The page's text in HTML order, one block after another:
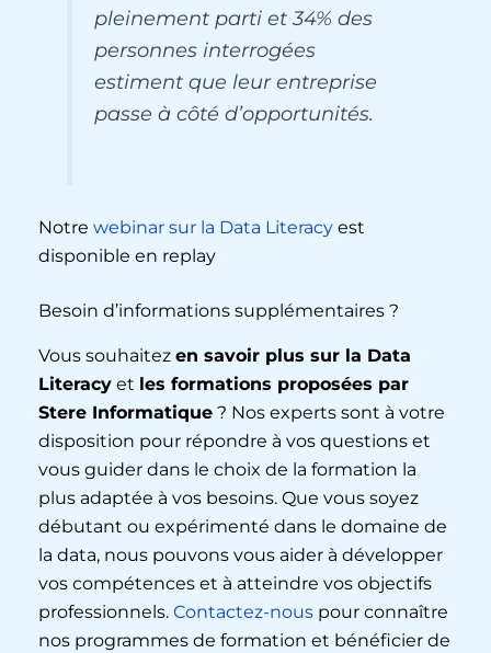
pleinement parti et 34% des
personnes interrogées
estiment que leur entreprise
passe à côté d’opportunités.
Notre webinar sur la Data Literacy est
disponible en replay
Besoin d’informations supplémentaires ?
Vous souhaitez en savoir plus sur la Data
Literacy et les formations proposées par
Stere Informatique ? Nos experts sont à votre
disposition pour répondre à vos questions et
vous guider dans le choix de la formation la
plus adaptée à vos besoins. Que vous soyez
débutant ou expérimenté dans le domaine de
la data, nous pouvons vous aider à développer
vos compétences et à atteindre vos objectifs
professionnels. Contactez-nous pour connaître
nos programmes de formation et bénéficier de